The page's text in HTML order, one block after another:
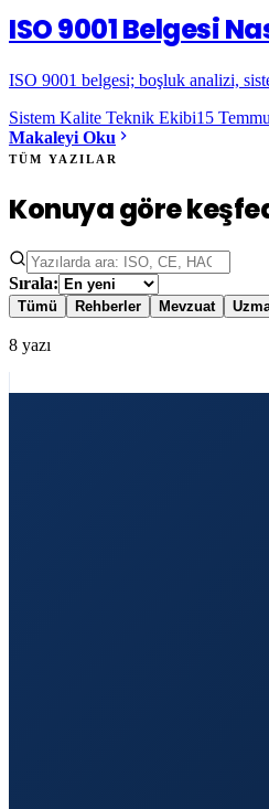
ISO 9001 Belgesi
ISO 9001 belgesi; boşluk analizi,
Sistem Kalite Teknik Ekibi15
Makaleyi Oku
TÜM YAZILAR
Konuya göre
Sırala:
Tümü Rehberler Mevzuat
8 yazı